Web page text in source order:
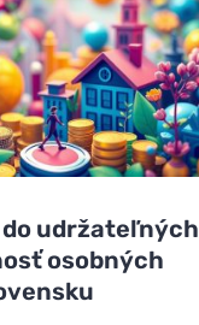
udržateľných
osobných